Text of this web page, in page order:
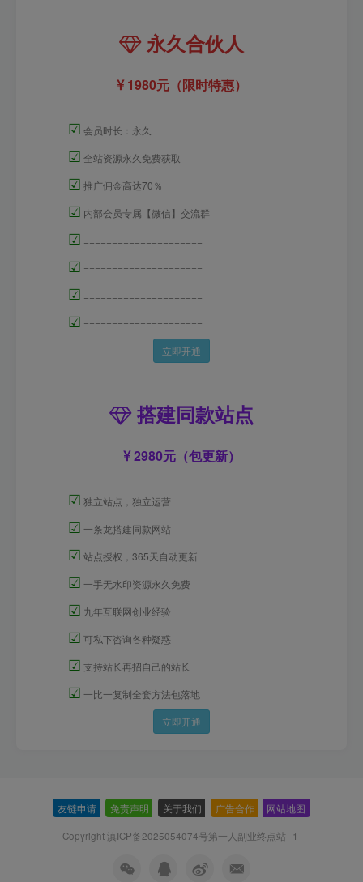
永久合伙人
1980元（限时特惠）
☑ 会员时长：永久
☑ 全站资源永久免费获取
☑ 推广佣金高达70％
☑ 内部会员专属【微信】交流群
☑ =====================
☑ =====================
☑ =====================
☑ =====================
立即开通
搭建同款站点
2980元（包更新）
☑ 独立站点，独立运营
☑ 一条龙搭建同款网站
☑ 站点授权，365天自动更新
☑ 一手无水印资源永久免费
☑ 九年互联网创业经验
☑ 可私下咨询各种疑惑
☑ 支持站长再招自己的站长
☑ 一比一复制全套方法包落地
立即开通
友链申请 免责声明 关于我们 广告合作 网站地图
Copyright 滇ICP备2025054074号第一人副业终点站--1